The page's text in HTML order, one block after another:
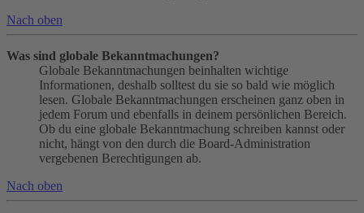
Nach oben
Was sind globale Bekanntmachungen?
Globale Bekanntmachungen beinhalten wichtige
Informationen, deshalb solltest du sie so bald wie möglich
lesen. Globale Bekanntmachungen erscheinen ganz oben in
jedem Forum und ebenfalls in deinem persönlichen Bereich.
Ob du eine globale Bekanntmachung schreiben kannst oder
nicht, hängt von den durch die Board-Administration
vergebenen Berechtigungen ab.
Nach oben